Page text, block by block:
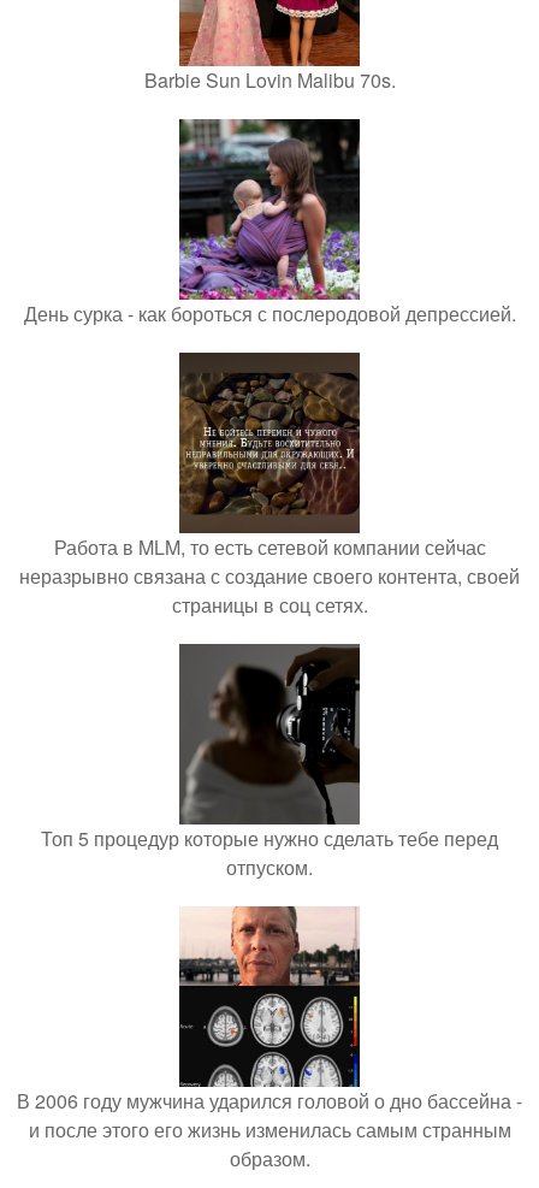
Barbie Sun Lovin Malibu 70s.
День сурка - как бороться с послеродовой депрессией.
Работа в MLM, то есть сетевой компании сейчас
неразрывно связана с создание своего контента, своей
страницы в соц сетях.
Топ 5 процедур которые нужно сделать тебе перед
отпуском.
В 2006 году мужчина ударился головой о дно бассейна -
и после этого его жизнь изменилась самым странным
образом.